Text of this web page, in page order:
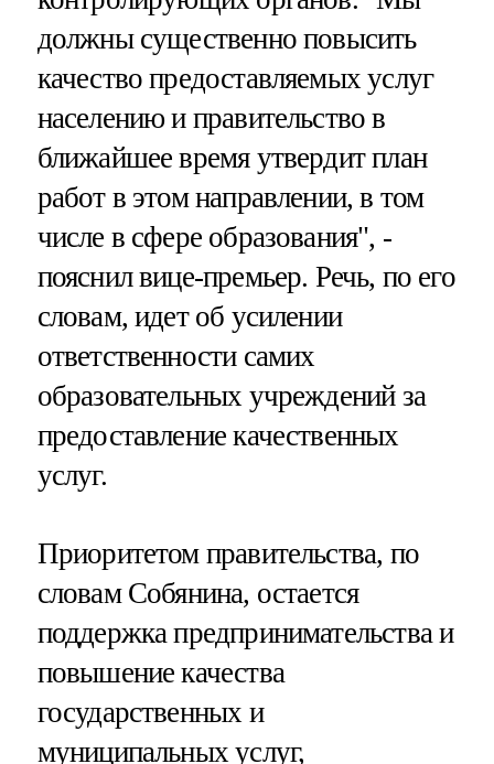
должны существенно повысить
качество предоставляемых услуг
населению и правительство в
ближайшее время утвердит план
работ в этом направлении, в том
числе в сфере образования", -
пояснил вице-премьер. Речь, по его
словам, идет об усилении
ответственности самих
образовательных учреждений за
предоставление качественных
услуг.
Приоритетом правительства, по
словам Собянина, остается
поддержка предпринимательства и
повышение качества
государственных и
муниципальных услуг,